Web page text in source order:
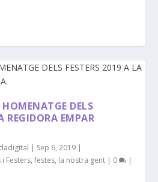
DELS
REGIDORA EMPAR
| Sep 6, 2019 |
i Festers,festes, la nostra gent | 0 |